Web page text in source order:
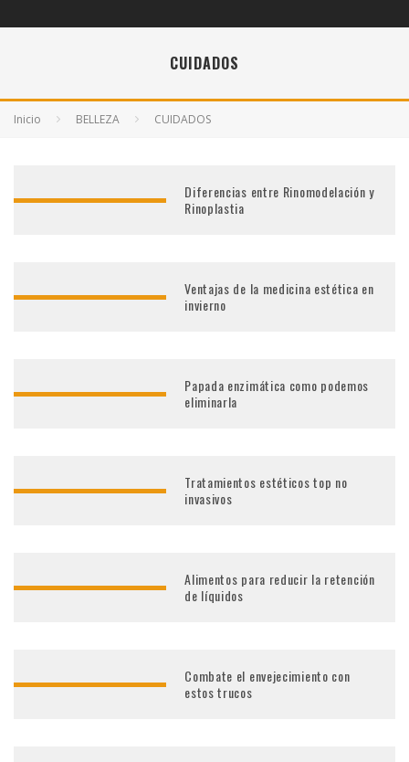
CUIDADOS
Inicio BELLEZA CUIDADOS
Diferencias entre Rinomodelación y
Rinoplastia
Ventajas de la medicina estética en
invierno
Papada enzimática como podemos
eliminarla
Tratamientos estéticos top no
invasivos
Alimentos para reducir la retención
de líquidos
Combate el envejecimiento con
estos trucos